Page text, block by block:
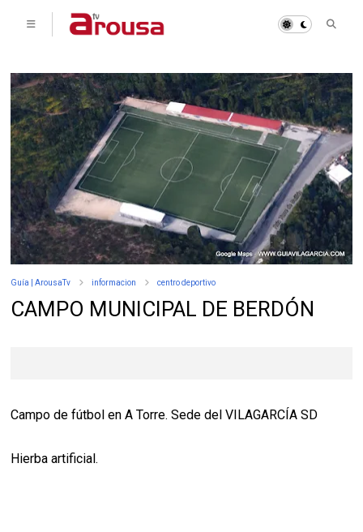
Guía | ArousaTv informacion centro deportivo
CAMPO MUNICIPAL DE BERDÓN
Campo de fútbol en A Torre. Sede del VILAGARCÍA SD
Hierba artificial.